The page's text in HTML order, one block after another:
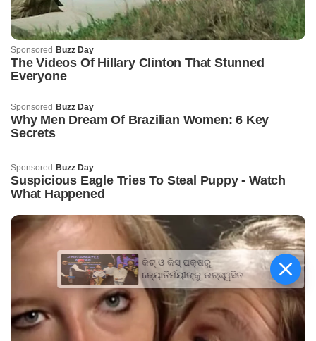
କିଟ୍‍ ଓ କିସ୍‍ ପକ୍ଷରୁ
ଜ୍ୟୋତିର୍ମୟୀଙ୍କୁ ଉଚ୍ଛ୍ୱସିତ
ସମ୍ବର୍ଦ୍ଧନା; ୫ଲକ୍ଷ ଟଙ୍କାର
ପ୍ରୋତ୍ସାହନ ରାଶି ପ୍ରଦାନ